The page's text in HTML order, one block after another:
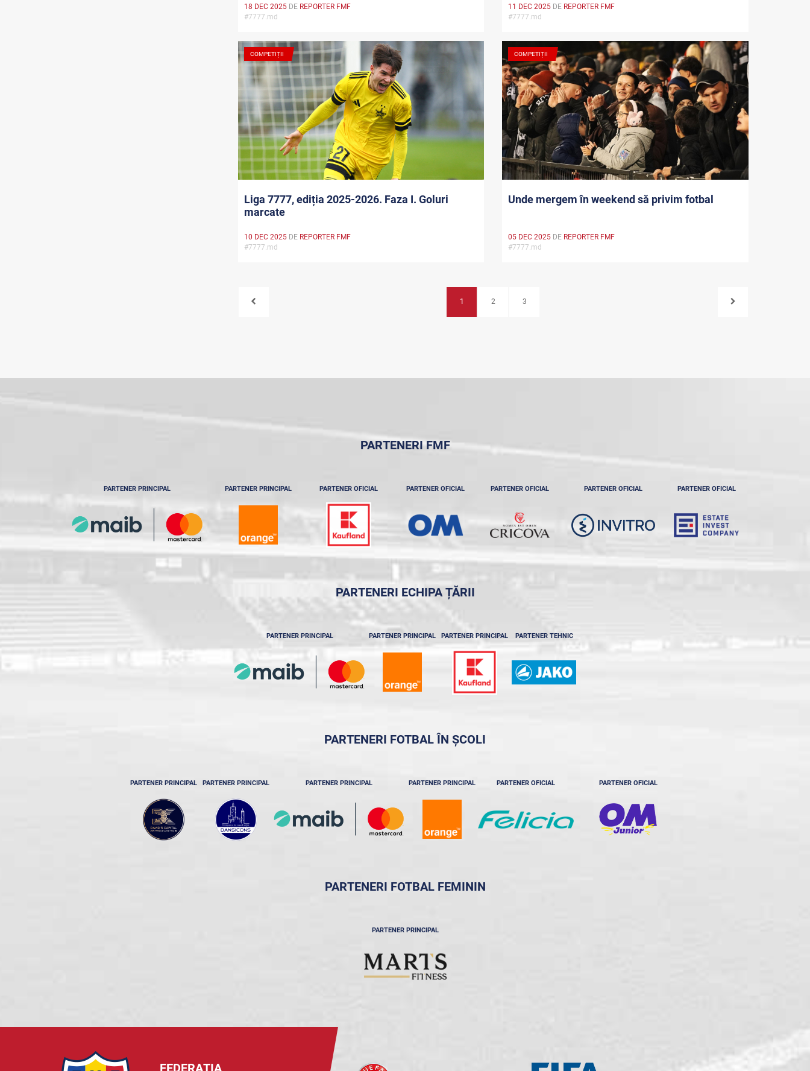
18 DEC 2025DE REPORTER FMF
#7777.md
11 DEC 2025 DE REPORTER FMF
#7777.md
COMPETIȚII
Liga 7777, ediția 2025-2026. Faza I. Goluri
marcate
10 DEC 2025DE REPORTER FMF
#7777.md
COMPETIȚII
Unde mergem în weekend să privim fotbal
05 DEC 2025 DE REPORTER FMF
#7777.md
1 2 3
PARTENERI FMF
PARTENER PRINCIPAL PARTENER PRINCIPAL PARTENER OFICIAL PARTENER OFICIAL PARTENER OFICIAL PARTENER OFICIAL PARTENER OFICIAL
PARTENERI ECHIPA ȚĂRII
PARTENER PRINCIPAL PARTENER PRINCIPAL PARTENER PRINCIPAL PARTENER TEHNIC
PARTENERI FOTBAL ÎN ȘCOLI
PARTENER PRINCIPAL PARTENER PRINCIPAL PARTENER PRINCIPAL PARTENER PRINCIPAL PARTENER OFICIAL PARTENER OFICIAL
PARTENERI FOTBAL FEMININ
PARTENER PRINCIPAL
FEDERAȚIA